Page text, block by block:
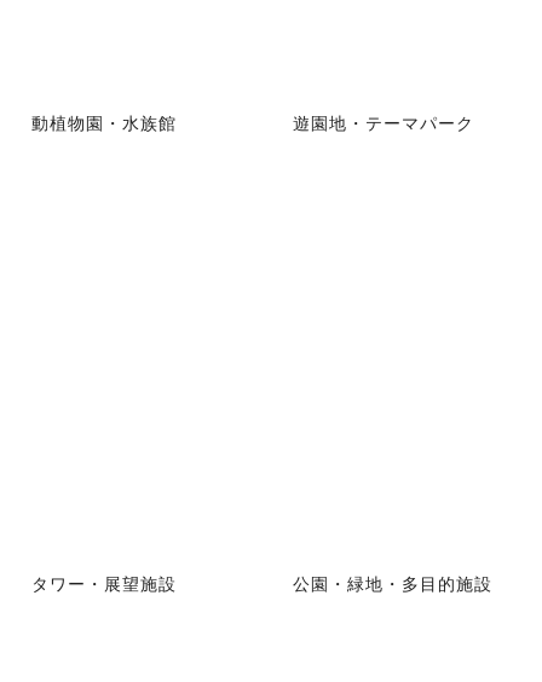
動植物園・水族館 遊園地・テーマパーク
タワー・展望施設 公園・緑地・多目的施設